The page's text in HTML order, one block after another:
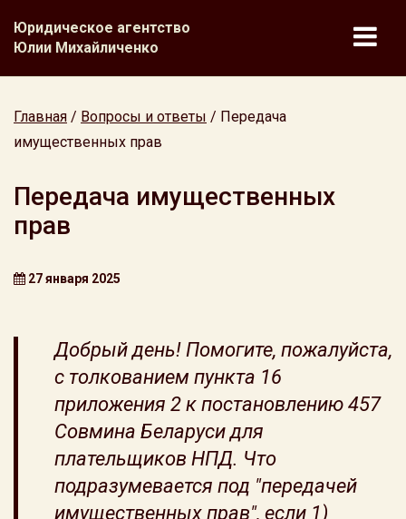
Юридическое агентство
Юлии Михайличенко
Главная / Вопросы и ответы / Передача
имущественных прав
Передача имущественных
прав
27 января 2025
Добрый день! Помогите, пожалуйста,
с толкованием пункта 16
приложения 2 к постановлению 457
Совмина Беларуси для
плательщиков НПД. Что
подразумевается под "передачей
имущественных прав", если 1)